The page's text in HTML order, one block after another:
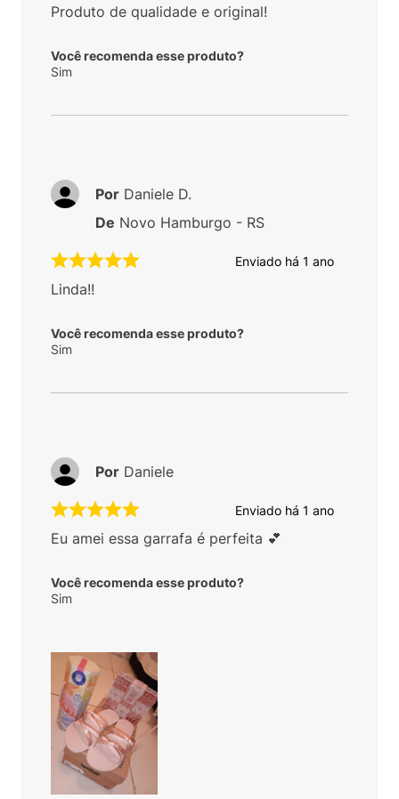
Produto de qualidade e original!
Você recomenda esse produto?
Sim
Enviado há 1 ano
Linda!!
Você recomenda esse produto?
Sim
Por Daniele D.
De Novo Hamburgo - RS
Enviado há 1 ano
Eu amei essa garrafa é perfeita 💕
Você recomenda esse produto?
Sim
Por Daniele